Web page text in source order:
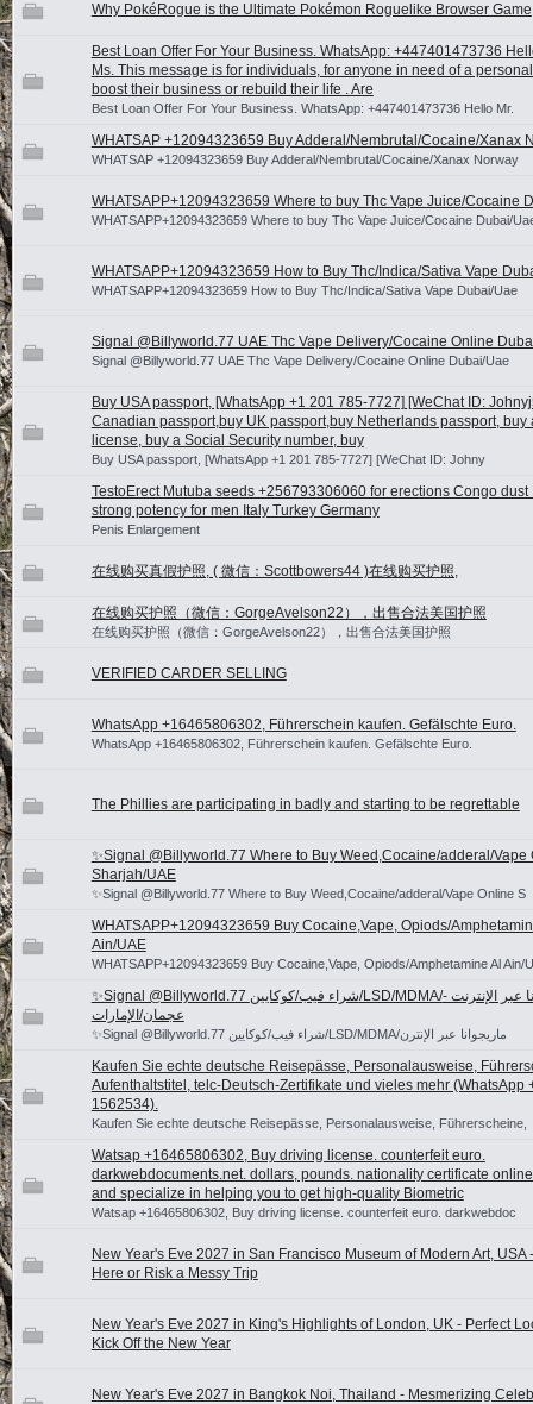
Why PokéRogue is the Ultimate Pokémon Roguelike Browser Game
Best Loan Offer For Your Business. WhatsApp: +447401473736
Ms. This message is for individuals, for anyone in need of a
boost their business or rebuild their life . Are
Best Loan Offer For Your Business. WhatsApp: +447401473736 Hello Mr.
WHATSAP +12094323659 Buy Adderal/Nembrutal/Cocaine/Xanax
WHATSAP +12094323659 Buy Adderal/Nembrutal/Cocaine/Xanax Norway
WHATSAPP+12094323659 Where to buy Thc Vape Juice/Cocaine
WHATSAPP+12094323659 Where to buy Thc Vape Juice/Cocaine Dubai/
WHATSAPP+12094323659 How to Buy Thc/Indica/Sativa Vape
WHATSAPP+12094323659 How to Buy Thc/Indica/Sativa Vape Dubai/Uae
Signal @Billyworld.77 UAE Thc Vape Delivery/Cocaine Online
Signal @Billyworld.77 UAE Thc Vape Delivery/Cocaine Online Dubai/Uae
Buy USA passport, [WhatsApp +1 201 785-7727] [WeChat ID:
Canadian passport,buy UK passport,buy Netherlands passport, buy
license, buy a Social Security number, buy
Buy USA passport, [WhatsApp +1 201 785-7727] [WeChat ID: Johny
TestoErect Mutuba seeds +256793306060 for erections Congo dust
strong potency for men Italy Turkey Germany
Penis Enlargement
在线购买真假护照, ( 微信：Scottbowers44 )在线购买护照,
在线购买护照（微信：GorgeAvelson22），出售合法美国护照
在线购买护照（微信：GorgeAvelson22），出售合法美国护照
VERIFIED CARDER SELLING
WhatsApp +16465806302, Führerschein kaufen. Gefälschte Euro.
WhatsApp +16465806302, Führerschein kaufen. Gefälschte Euro.
The Phillies are participating in badly and starting to be regrettable
✨Signal @Billyworld.77 Where to Buy Weed,Cocaine/adderal/Vape
Sharjah/UAE
✨Signal @Billyworld.77 Where to Buy Weed,Cocaine/adderal/Vape Online S
WHATSAPP+12094323659 Buy Cocaine,Vape, Opiods/
Ain/UAE
WHATSAPP+12094323659 Buy Cocaine,Vape, Opiods/Amphetamine Al Ain/
✨Signal @Billyworld.77 شراء فيب/كوكايين/LSD/MDMA/ماريجوانا عبر الإنترنت -
عجمان/الإمارات
✨Signal @Billyworld.77 شراء فيب/كوكايين/LSD/MDMA/ماريجوانا عبر الإنترن
Kaufen Sie echte deutsche Reisepässe, Personalausweise,
Aufenthaltstitel, telc-Deutsch-Zertifikate und vieles mehr (WhatsApp
1562534).
Kaufen Sie echte deutsche Reisepässe, Personalausweise, Führerscheine,
Watsap +16465806302, Buy driving license. counterfeit euro.
darkwebdocuments.net. dollars, pounds. nationality certificate
and specialize in helping you to get high-quality Biometric
Watsap +16465806302, Buy driving license. counterfeit euro. darkwebdoc
New Year's Eve 2027 in San Francisco Museum of Modern Art, USA
Here or Risk a Messy Trip
New Year's Eve 2027 in King's Highlights of London, UK - Perfect
Kick Off the New Year
New Year's Eve 2027 in Bangkok Noi, Thailand - Mesmerizing